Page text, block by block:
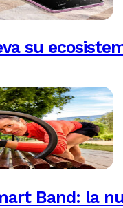
su
Band: la